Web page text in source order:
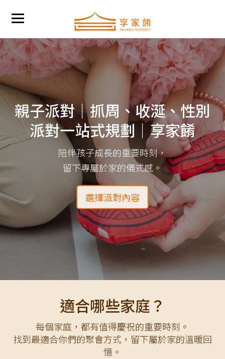
親子派對｜抓周、收涎、性別
派對一站式規劃｜享家餚
陪伴孩子成長的重要時刻，
留下專屬於家的儀式感。
選擇派對內容
適合哪些家庭？
每個家庭，都有值得慶祝的重要時刻。
找到最適合你們的聚會方式，留下屬於家的溫暖回
憶。